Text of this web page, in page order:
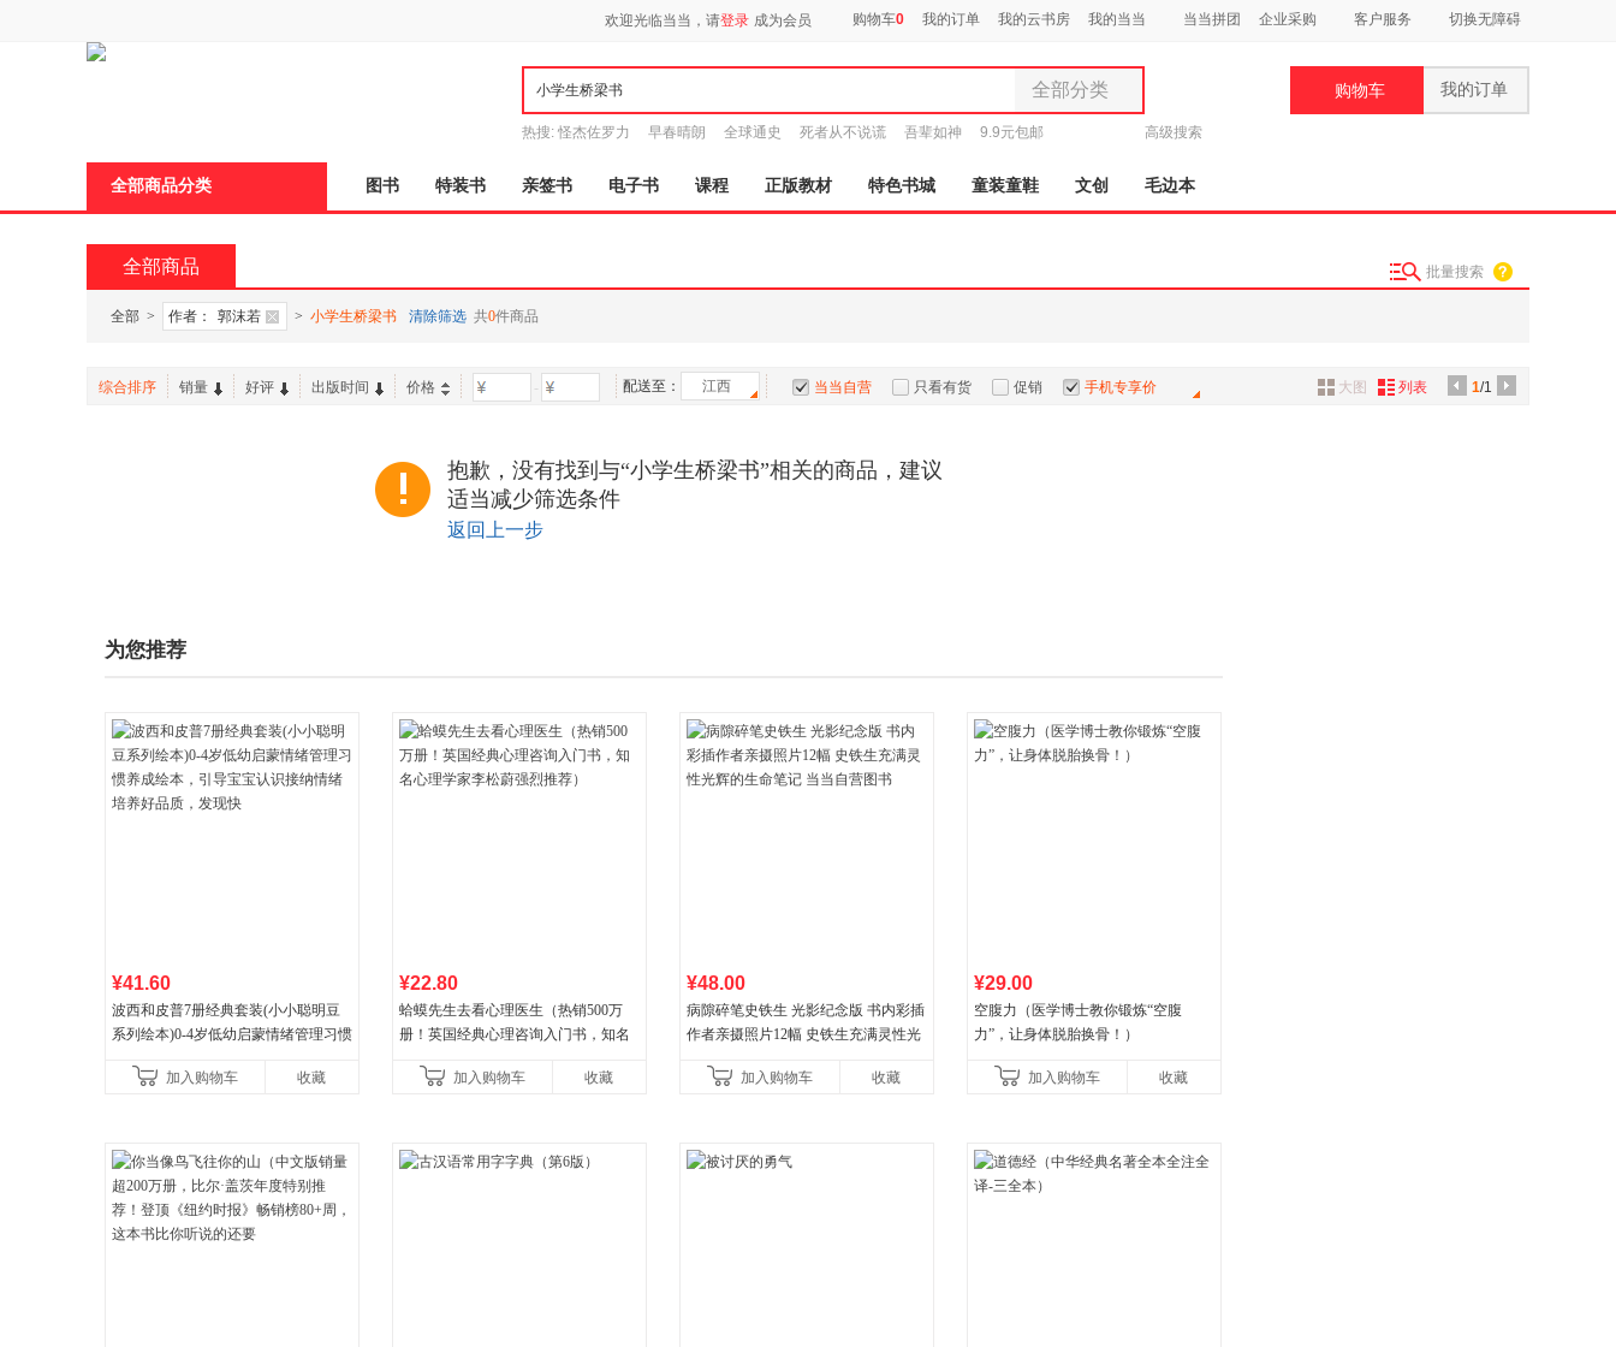
欢迎光临当当，请登录 成为会员 购物车0 我的订单 我的云书房 我的当当 当当拼团 企业采购 客户服务 切换无障碍
全部分类
全部分类
图书
电子书
孕婴服饰
数码影音
电脑办公
热搜: 怪杰佐罗力 早春晴朗 全球通史 死者从不说谎 吾辈如神 9.9元包邮 高级搜索
购物车 我的订单
全部商品分类 图书 特装书 亲签书 电子书 课程 正版教材 特色书城 童装童鞋 文创 毛边本
全部商品 批量搜索
全部 > 作者： 郭沫若 > 小学生桥梁书 清除筛选 共0件商品
综合排序 销量 好评 出版时间 价格 - 配送至： 江西 当当自营 只看有货 促销 手机专享价 1/1
大图 列表
抱歉，没有找到与“小学生桥梁书”相关的商品，建议
适当减少筛选条件
返回上一步
为您推荐
¥41.60
波西和皮普7册经典套装(小小聪明豆
系列绘本)0-4岁低幼启蒙情绪管理习惯
养好品质，发现快
加入购物车 收藏
¥22.80
蛤蟆先生去看心理医生（热销500万
册！英国经典心理咨询入门书，知名
加入购物车
收藏
¥48.00
病隙碎笔史铁生 光影纪念版 书内彩插
作者亲摄照片12幅 史铁生充满灵性光
加入购物车
收藏
¥29.00
空腹力（医学博士教你锻炼“空腹
力”，让身体脱胎换骨！）
加入购物车 收藏
页